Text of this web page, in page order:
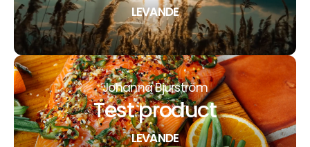
LEVANDE
Johanna Bjurström
Test product
LEVANDE